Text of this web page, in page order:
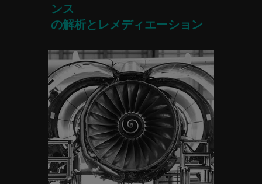
ンス
の解析とレメディエーション